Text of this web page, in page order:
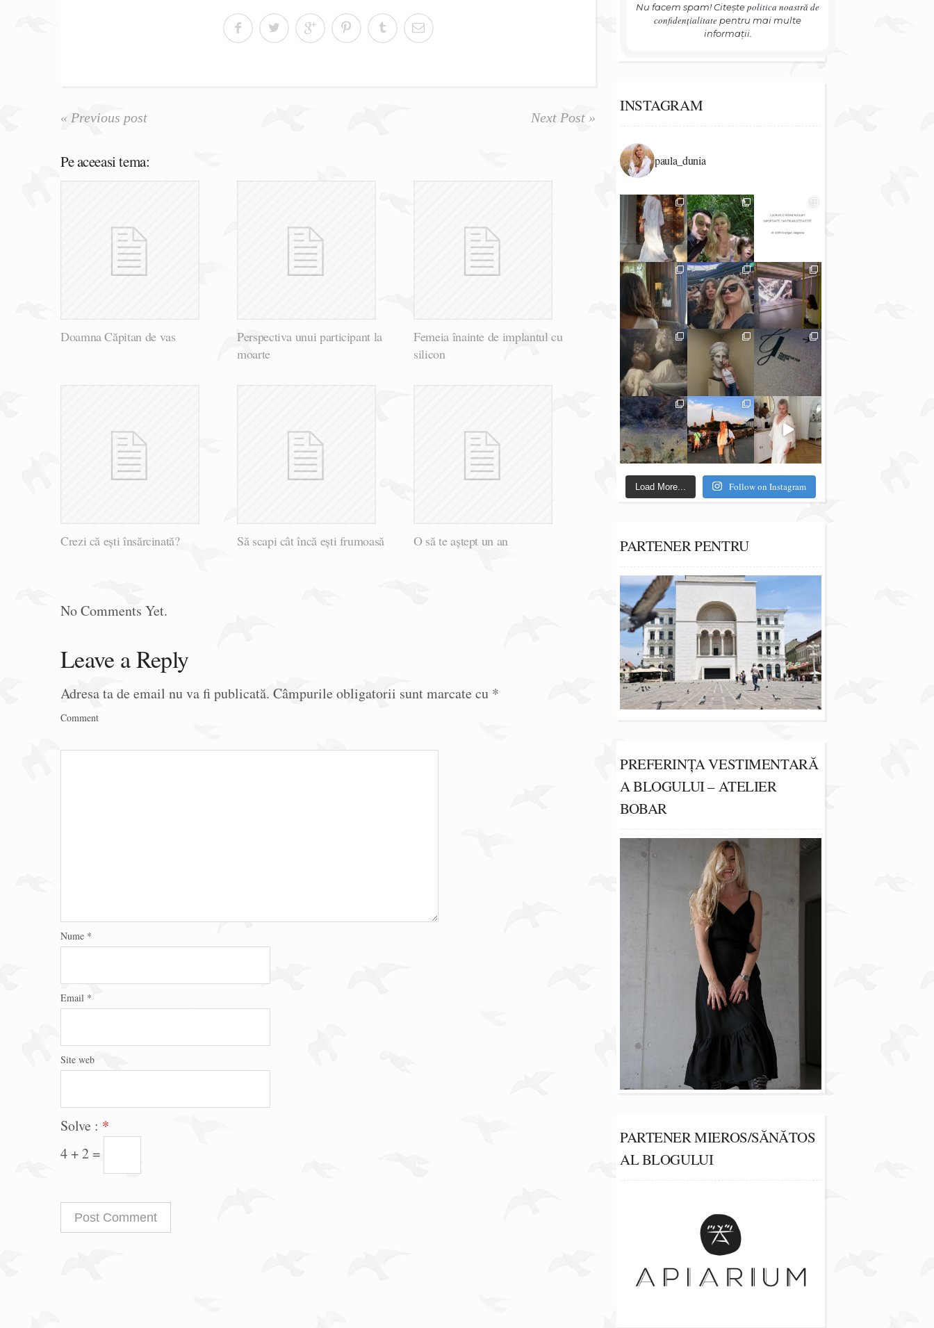
« Previous post Next Post »
Pe aceeasi tema:
Doamna Căpitan de vas
Perspectiva unui participant la
moarte
Femeia înainte de implantul cu
silicon
Crezi că ești însărcinată? Să scapi cât încă eşti frumoasă O să te aștept un an
No Comments Yet.
Leave a Reply
Adresa ta de email nu va fi publicată. Câmpurile obligatorii sunt marcate cu *
Comment
Nume *
Email *
Site web
Solve : *
4 + 2 =
Nu facem spam! Citeștepolitica noastră de
confidențialitate pentru mai multe
informații.
INSTAGRAM
paula_dunia
Load More... Follow on Instagram
PARTENER PENTRU
PREFERINȚA VESTIMENTARĂ
A BLOGULUI – ATELIER
BOBAR
PARTENER MIEROS/SĂNĂTOS
AL BLOGULUI